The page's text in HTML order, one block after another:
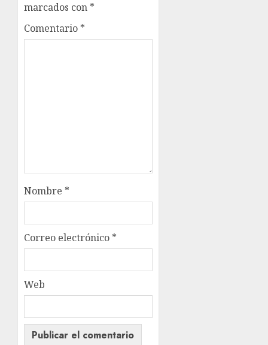
marcados con *
Comentario *
Nombre *
Correo electrónico *
Web